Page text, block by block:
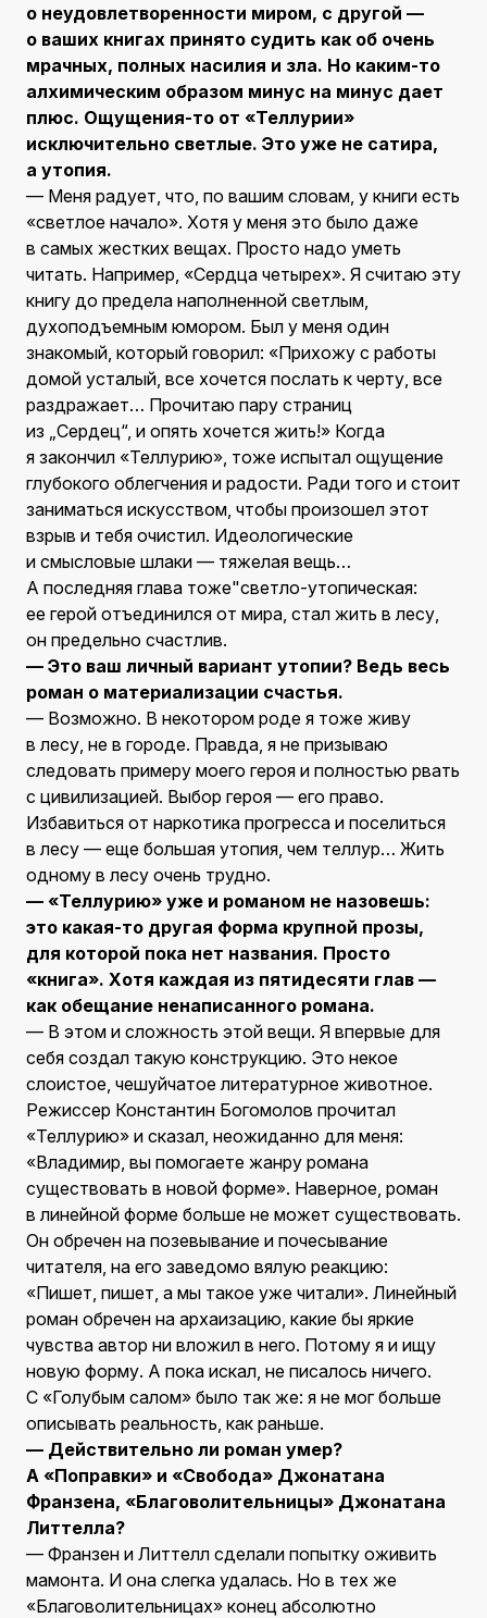
о неудовлетворенности миром, с другой —
о ваших книгах принято судить как об очень
мрачных, полных насилия и зла. Но каким-то
алхимическим образом минус на минус дает
плюс. Ощущения-то от «Теллурии»
исключительно светлые. Это уже не сатира,
а утопия.
— Меня радует, что, по вашим словам, у книги есть
«светлое начало». Хотя у меня это было даже
в самых жестких вещах. Просто надо уметь
читать. Например, «Сердца четырех». Я считаю эту
книгу до предела наполненной светлым,
духоподъемным юмором. Был у меня один
знакомый, который говорил: «Прихожу с работы
домой усталый, все хочется послать к черту, все
раздражает… Прочитаю пару страниц
из „Сердец“, и опять хочется жить!» Когда
я закончил «Теллурию», тоже испытал ощущение
глубокого облегчения и радости. Ради того и стоит
заниматься искусством, чтобы произошел этот
взрыв и тебя очистил. Идеологические
и смысловые шлаки — тяжелая вещь…
А последняя глава тоже"светло-утопическая:
ее герой отъединился от мира, стал жить в лесу,
он предельно счастлив.
— Это ваш личный вариант утопии? Ведь весь
роман о материализации счастья.
— Возможно. В некотором роде я тоже живу
в лесу, не в городе. Правда, я не призываю
следовать примеру моего героя и полностью рвать
с цивилизацией. Выбор героя — его право.
Избавиться от наркотика прогресса и поселиться
в лесу — еще большая утопия, чем теллур… Жить
одному в лесу очень трудно.
— «Теллурию» уже и романом не назовешь:
это какая-то другая форма крупной прозы,
для которой пока нет названия. Просто
«книга». Хотя каждая из пятидесяти глав —
как обещание ненаписанного романа.
— В этом и сложность этой вещи. Я впервые для
себя создал такую конструкцию. Это некое
слоистое, чешуйчатое литературное животное.
Режиссер Константин Богомолов прочитал
«Теллурию» и сказал, неожиданно для меня:
«Владимир, вы помогаете жанру романа
существовать в новой форме». Наверное, роман
в линейной форме больше не может существовать.
Он обречен на позевывание и почесывание
читателя, на его заведомо вялую реакцию:
«Пишет, пишет, а мы такое уже читали». Линейный
роман обречен на архаизацию, какие бы яркие
чувства автор ни вложил в него. Потому я и ищу
новую форму. А пока искал, не писалось ничего.
С «Голубым салом» было так же: я не мог больше
описывать реальность, как раньше.
— Действительно ли роман умер?
А «Поправки» и «Свобода» Джонатана
Франзена, «Благоволительницы» Джонатана
Литтелла?
— Франзен и Литтелл сделали попытку оживить
мамонта. И она слегка удалась. Но в тех же
«Благоволительницах» конец абсолютно